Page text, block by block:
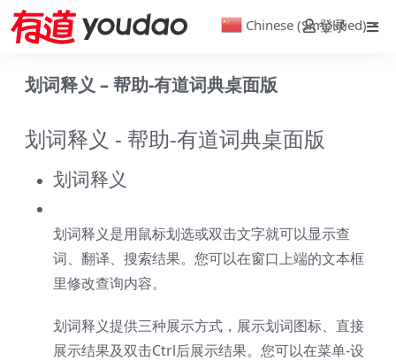
登录
划词释义 – 帮助-有道词典桌面版
划词释义 - 帮助-有道词典桌面版
划词释义
划词释义是用鼠标划选或双击文字就可以显示查
词、翻译、搜索结果。您可以在窗口上端的文本框
里修改查询内容。
划词释义提供三种展示方式，展示划词图标、直接
展示结果及双击Ctrl后展示结果。您可以在菜单-设
Chinese (Simplified) ▼